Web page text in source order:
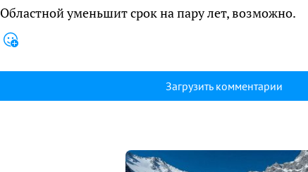
Областной уменьшит срок на пару лет, возможно.
Загрузить комментарии